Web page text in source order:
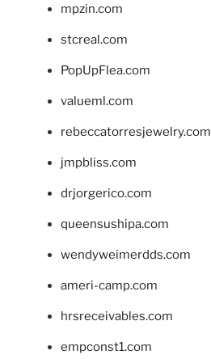
mpzin.com
stcreal.com
PopUpFlea.com
valueml.com
rebeccatorresjewelry.com
jmpbliss.com
drjorgerico.com
queensushipa.com
wendyweimerdds.com
ameri-camp.com
hrsreceivables.com
empconst1.com